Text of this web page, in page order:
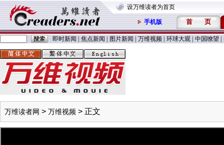
设万维读者为首页
手机版 首 页
即时新闻 焦点新闻 图片新闻 万维视频 环球大观 中国嘹望
万维读者网 > 万维视频 > 正文